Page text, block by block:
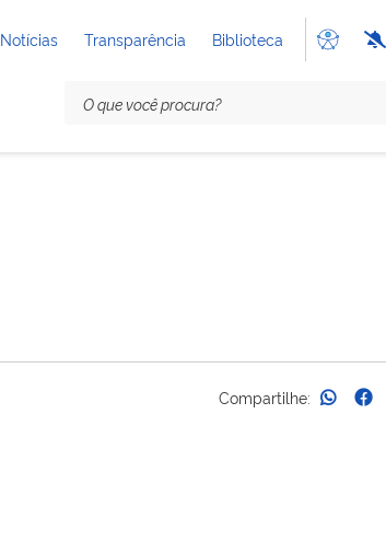
Notícias Transparência Biblioteca
Compartilhe: